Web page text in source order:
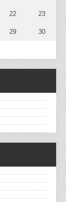
22 23
29 30